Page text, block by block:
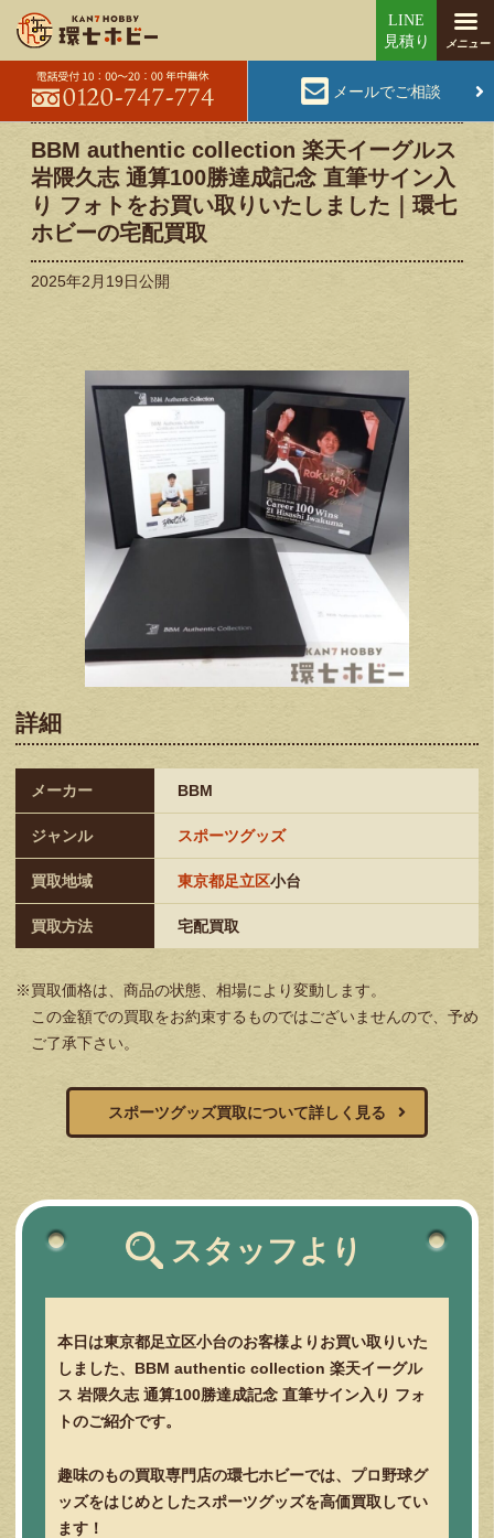
メールでご相談
BBM authentic collection 楽天イーグルス
岩隈久志 通算100勝達成記念 直筆サイン入
り フォトをお買い取りいたしました｜環七
ホビーの宅配買取
2025年2月19日公開
詳細
メーカー BBM
ジャンル スポーツグッズ
買取地域 東京都足立区小台
買取方法 宅配買取
※買取価格は、商品の状態、相場により変動します。
この金額での買取をお約束するものではございませんので、予め
ご了承下さい。
スポーツグッズ買取について詳しく見る
スタッフより
本日は東京都足立区小台のお客様よりお買い取りいた
しました、BBM authentic collection 楽天イーグル
ス 岩隈久志 通算100勝達成記念 直筆サイン入り フォ
トのご紹介です。
趣味のもの買取専門店の環七ホビーでは、プロ野球グ
ッズをはじめとしたスポーツグッズを高価買取してい
ます！